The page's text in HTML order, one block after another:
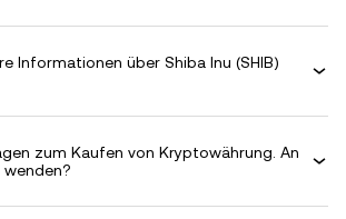
Informationen über Shiba Inu (SHIB)
zum Kaufen von Kryptowährung. An